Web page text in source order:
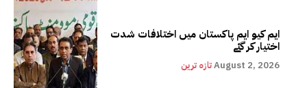
ایم کیو ایم پاکستان میں اختلافات شدت
اختیار کر گئے
تازہ ترینAugust 2, 2026